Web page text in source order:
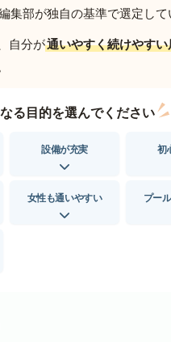
集部が独自の基準で選定して
自分が通いやすく続けやすい
る目的を選んでください
設備が充実 初
女性も通いやすい プー